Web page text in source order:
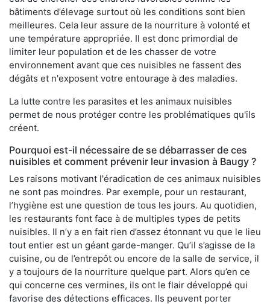
bâtiments d’élevage surtout où les conditions sont bien
meilleures. Cela leur assure de la nourriture à volonté et
une température appropriée. Il est donc primordial de
limiter leur population et de les chasser de votre
environnement avant que ces nuisibles ne fassent des
dégâts et n'exposent votre entourage à des maladies.
La lutte contre les parasites et les animaux nuisibles
permet de nous protéger contre les problématiques qu'ils
créent.
Pourquoi est-il nécessaire de se débarrasser de ces
nuisibles et comment prévenir leur invasion à Baugy ?
Les raisons motivant l'éradication de ces animaux nuisibles
ne sont pas moindres. Par exemple, pour un restaurant,
l’hygiène est une question de tous les jours. Au quotidien,
les restaurants font face à de multiples types de petits
nuisibles. Il n’y a en fait rien d’assez étonnant vu que le lieu
tout entier est un géant garde-manger. Qu’il s’agisse de la
cuisine, ou de l’entrepôt ou encore de la salle de service, il
y a toujours de la nourriture quelque part. Alors qu’en ce
qui concerne ces vermines, ils ont le flair développé qui
favorise des détections efficaces. Ils peuvent porter